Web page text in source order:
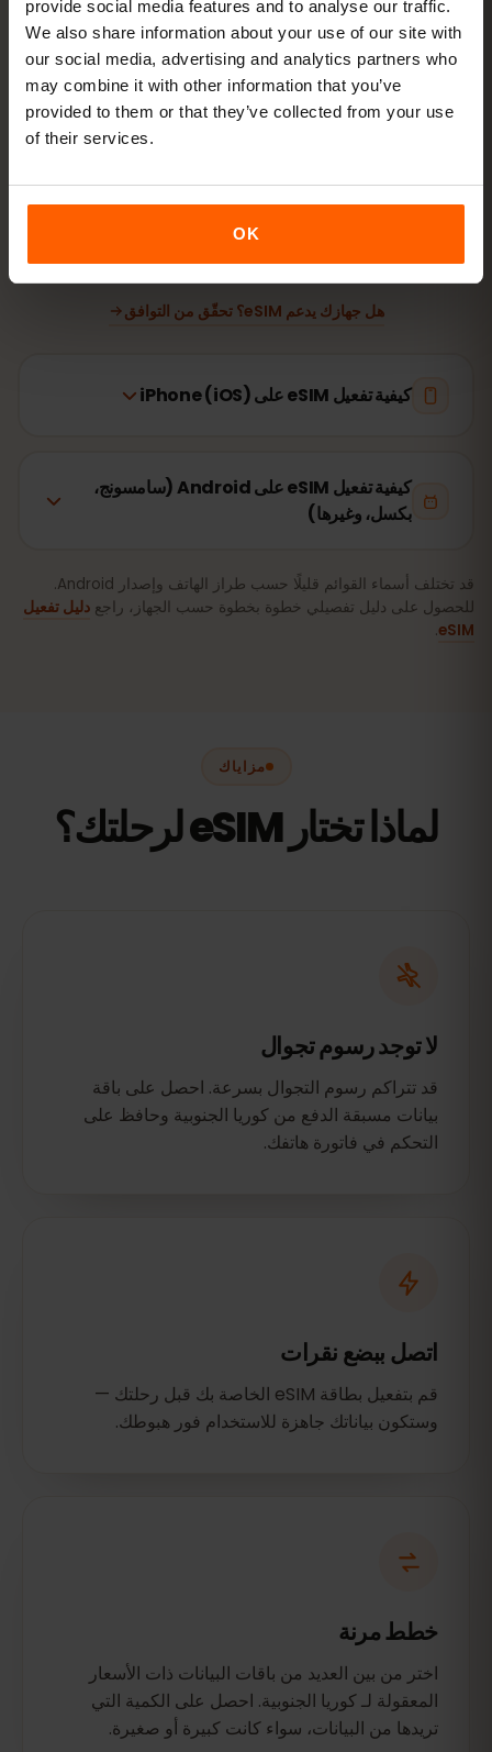
provide social media features and to analyse our traffic.
We also share information about your use of our site with
our social media, advertising and analytics partners who
may combine it with other information that you’ve
provided to them or that they’ve collected from your use
of their services.
OK
ثبّت eSIM امسح رمز QR في المنزل عبر الواي‑فاي
فعّل تجوال البيانات في كوريا الجنوبية
لا يستغرق الإعداد سوى دقيقتين: iPhone
الإعدادات → بيانات
الشبكة والإنترنت → شرائح SIM
تبدأ صلاحية باقتك من أول استخدام وليس عند الشراء.
هل جهازك يدعم eSIM؟ تحقّق من التوافق
كيفية تفعيل eSIM على iPhone (iOS)
كيفية تفعيل eSIM على Android (سامسونج،
بكسل، وغيرها)
قد تختلف أسماء القوائم قليلًا حسب طراز الهاتف وإصدار Android.
للحصول على دليل تفصيلي خطوة بخطوة حسب الجهاز، راجع دليل تفعيل
eSIM
.
مزاياك
لماذا تختار eSIM لرحلتك؟
لا توجد رسوم تجوال
قد تتراكم رسوم التجوال بسرعة. احصل على باقة
بيانات مسبقة الدفع من كوريا الجنوبية وحافظ على
التحكم في فاتورة هاتفك.
اتصل ببضع نقرات
قم بتفعيل بطاقة eSIM الخاصة بك قبل رحلتك —
وستكون بياناتك جاهزة للاستخدام فور هبوطك.
خطط مرنة
اختر من بين العديد من باقات البيانات ذات الأسعار
المعقولة لـ كوريا الجنوبية. احصل على الكمية التي
تريدها من البيانات، سواء كانت كبيرة أو صغيرة.